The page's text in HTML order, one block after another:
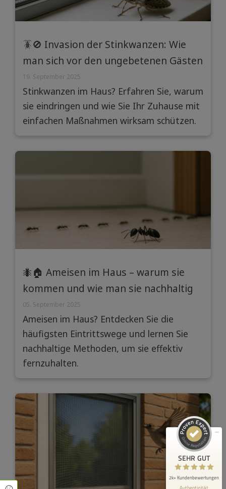
🪳🚫 Invasion der Stinkwanzen: Wie
man sich vor den ungebetenen Gästen
schützt
19. September 2025
Stinkwanzen im Haus? Erfahren Sie, warum
sie eindringen und wie Sie Ihr Zuhause mit
einfachen Maßnahmen wirksam schützen.
🐜🏠 Ameisen im Haus – warum sie
kommen und wie man sie nachhaltig
fernhält
05. September 2025
Ameisen im Haus? Entdecken Sie die
häufigsten Eintrittswege und lernen Sie
nachhaltige Methoden, um sie effektiv
fernzuhalten.
SEHR GUT
2k+ Kundenbewertungen
Authentizität
Empfehlungen auf
ProvenExpert.com
2.183
Bewertungen auf
ProvenExpert.com
Blick aufs ProvenExpert-Profil werfen
8.8.2026